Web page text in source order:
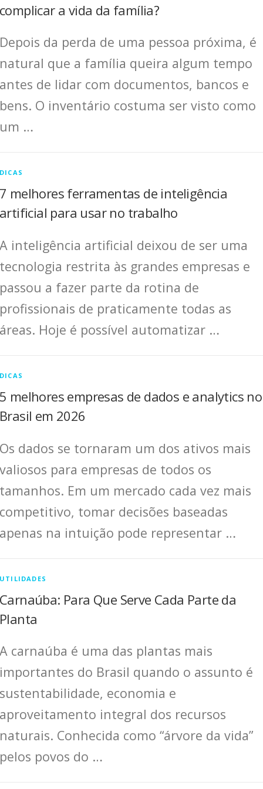
complicar a vida da família?
Depois da perda de uma pessoa próxima, é
natural que a família queira algum tempo
antes de lidar com documentos, bancos e
bens. O inventário costuma ser visto como
um …
DICAS
7 melhores ferramentas de inteligência
artificial para usar no trabalho
A inteligência artificial deixou de ser uma
tecnologia restrita às grandes empresas e
passou a fazer parte da rotina de
profissionais de praticamente todas as
áreas. Hoje é possível automatizar …
DICAS
5 melhores empresas de dados e analytics no
Brasil em 2026
Os dados se tornaram um dos ativos mais
valiosos para empresas de todos os
tamanhos. Em um mercado cada vez mais
competitivo, tomar decisões baseadas
apenas na intuição pode representar …
UTILIDADES
Carnaúba: Para Que Serve Cada Parte da
Planta
A carnaúba é uma das plantas mais
importantes do Brasil quando o assunto é
sustentabilidade, economia e
aproveitamento integral dos recursos
naturais. Conhecida como “árvore da vida”
pelos povos do …